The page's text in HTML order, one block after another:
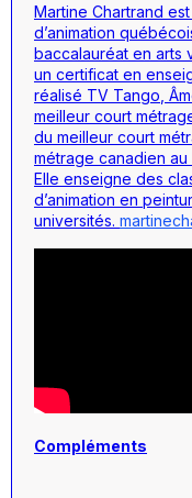
Martine Chartrand
d’animation
baccalauréat en arts
un certificat en
réalisé TV Tango
meilleur court
du meilleur court
métrage canadien au
Elle enseigne des
d’animation en
universités.
Compléments